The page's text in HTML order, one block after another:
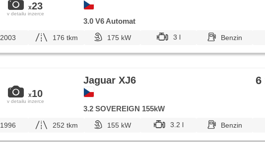
x23
v detailu inzerce
3.0 V6 Automat
2003 176 tkm 175 kW 3 l Benzin
x10
v detailu inzerce
Jaguar XJ6 6
3.2 SOVEREIGN 155kW
1996 252 tkm 155 kW 3.2 l Benzin